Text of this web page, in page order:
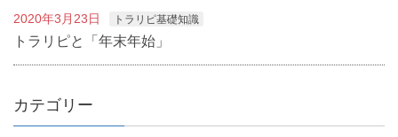
2020年3月23日 トラリピ基礎知識
トラリピと「年末年始」
カテゴリー